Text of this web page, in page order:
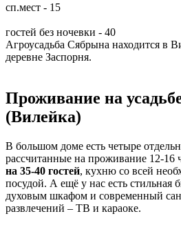
сп.мест - 15
гостей без ночевки - 40
Агроусадьба Сябрына находится в
деревне Заспорня.
Проживание на
(Вилейка)
В большом доме есть четыре
рассчитанные на проживание 12-16
на 35-40 гостей, кухню со всей
посудой. А ещё у нас есть стильная
духовым шкафом и современный
развлечений – ТВ и караоке.